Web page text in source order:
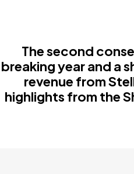
The second
breaking year and a
revenue from
highlights from the